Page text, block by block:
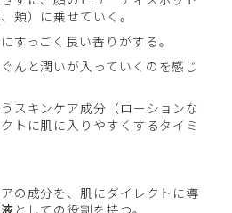
頬）に乗せていく。
すっごく良い香りがする。
んと潤いが入っていくのを感じ
うスキンケア成分（ローションな
トに肌に入りやすくするタイミ
の成分を、肌にダイレクトに導